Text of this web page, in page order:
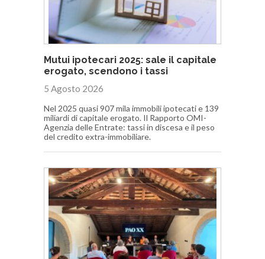
Mutui ipotecari 2025: sale il capitale
erogato, scendono i tassi
5 Agosto 2026
Nel 2025 quasi 907 mila immobili ipotecati e 139
miliardi di capitale erogato. Il Rapporto OMI-
Agenzia delle Entrate: tassi in discesa e il peso
del credito extra-immobiliare.